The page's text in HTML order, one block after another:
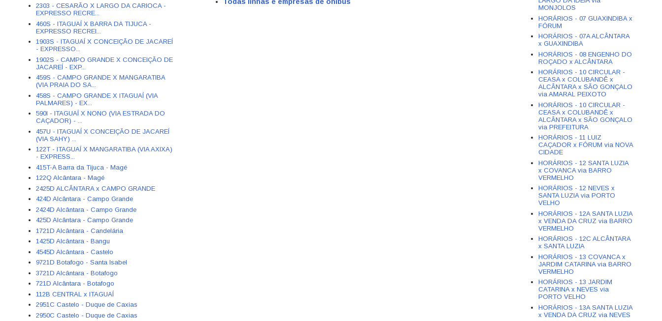
2303 - CESARÃO X LARGO DA CARIOCA -
EXPRESSO RECRE...
460S - ITAGUAÍ X BARRA DA TIJUCA -
EXPRESSO RECREI...
1903S - ITAGUAÍ X CONCEIÇÃO DE JACAREÍ
- EXPRESSO...
1902S - CAMPO GRANDE X CONCEIÇÃO DE
JACAREÍ - EXP...
459S - CAMPO GRANDE X MANGARATIBA
(VIA PRAIA DO SA...
458S - CAMPO GRANDE X ITAGUAÍ (VIA
PALMARES) - EX...
590I - ITAGUAÍ X NONO (VIA ESTRADA DO
CAÇADOR) - ...
457U - ITAGUAÍ X CONCEIÇÃO DE JACAREÍ
(VIA SAHY) ...
122T - ITAGUAÍ X MANGARATIBA (VIA AXIXA)
- EXPRESS...
415T-A Barra da Tijuca - Magé
122Q Alcântara - Magé
2425D ALCÂNTARA x CAMPO GRANDE
424D Alcântara - Campo Grande
2424D Alcântara - Campo Grande
425D Alcântara - Campo Grande
1721D Alcântara - Candelária
1425D Alcântara - Bangu
4545D Alcântara - Castelo
9721D Botafogo - Santa Isabel
3721D Alcântara - Botafogo
721D Alcântara - Botafogo
112B CENTRAL x ITAGUAÍ
2951C Castelo - Duque de Caxias
2950C Castelo - Duque de Caxias
MONJOLOS
HORÁRIOS - 07 GUAXINDIBA x
FÓRUM
HORÁRIOS - 07A ALCÂNTARA
x GUAXINDIBA
HORÁRIOS - 08 ENGENHO DO
ROÇADO x ALCÂNTARA
HORÁRIOS - 10 CIRCULAR -
CEASA x COLUBANDÊ x
ALCÂNTARA x SÃO GONÇALO
via AMARAL PEIXOTO
HORÁRIOS - 10 CIRCULAR -
CEASA x COLUBANDÊ x
ALCÂNTARA x SÃO GONÇALO
via PREFEITURA
HORÁRIOS - 11 LUIZ
CAÇADOR x FÓRUM via NOVA
CIDADE
HORÁRIOS - 12 SANTA LUZIA
x COVANCA via BARRO
VERMELHO
HORÁRIOS - 12 NEVES x
SANTA LUZIA via PORTO
VELHO
HORÁRIOS - 12A SANTA LUZIA
x VENDA DA CRUZ via BARRO
VERMELHO
HORÁRIOS - 12C ALCÂNTARA
x SANTA LUZIA
HORÁRIOS - 13 COVANCA x
JARDIM CATARINA via BARRO
VERMELHO
HORÁRIOS - 13 JARDIM
CATARINA x NEVES via
PORTO VELHO
HORÁRIOS - 13A SANTA LUZIA
x VENDA DA CRUZ via NEVES